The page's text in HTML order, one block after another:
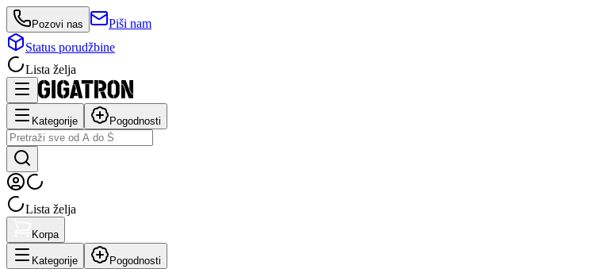
Pozovi nas
Piši nam
Status porudžbine
Lista želja
Kategorije Pogodnosti
Lista želja
Korpa
Kategorije Pogodnosti